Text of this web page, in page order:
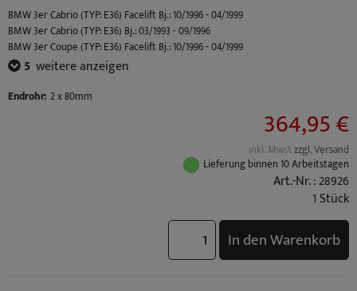
BMW 3er Cabrio (TYP: E36) Facelift Bj.: 10/1996 - 04/1999
BMW 3er Cabrio (TYP: E36) Bj.: 03/1993 - 09/1996
BMW 3er Coupe (TYP: E36) Facelift Bj.: 10/1996 - 04/1999
BMW 3er Coupe (TYP: E36) Bj.: 03/1992 - 09/1996
BMW 3er Limousine (TYP: E36) Bj.: 09/1990 - 09/1996
5 weitere anzeigen
Endrohr: 2 x 80mm
364,95 €
inkl. Mwstzzgl. Versand
Lieferung binnen 10 Arbeitstagen
Art.-Nr. : 28926
1 Stück
In den Warenkorb